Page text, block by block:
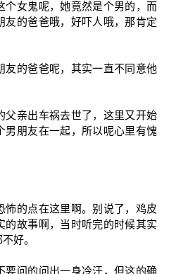
个女鬼呢，她竟然是个男的，而
友的爸爸哦，好吓人哦，那肯定
友的爸爸呢，其实一直不同意他
父亲出车祸去世了，这里又开始
男朋友在一起，所以呢心里有愧
怖的点在这里啊。别说了，鸡皮
的故事啊，当时听完的时候其实
好。
要问的问出一身冷汗，但这的确